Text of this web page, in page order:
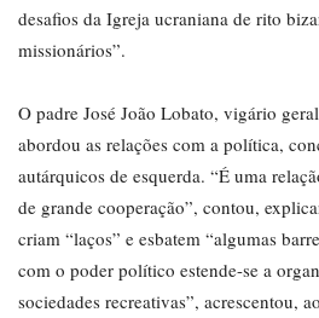
desafios da Igreja ucraniana de rito
missionários”.
O padre José João Lobato, vigário
abordou as relações com a política,
autárquicos de esquerda. “É uma
de grande cooperação”, contou,
criam “laços” e esbatem “algumas
com o poder político estende-se a
sociedades recreativas”, acrescentou,